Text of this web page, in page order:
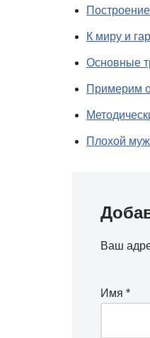
К миру и
Основные
Примерим
Плохой
Ваш
Имя *